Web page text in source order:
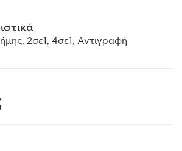
2σε1, 4σε1, Αντιγραφή